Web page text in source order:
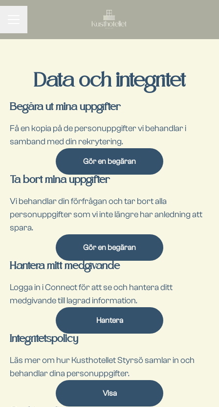
Data och integritet
Begära ut mina uppgifter
Få en kopia på de personuppgifter vi behandlar i
samband med din rekrytering.
Gör en begäran
Ta bort mina uppgifter
Vi behandlar din förfrågan och tar bort alla
personuppgifter som vi inte längre har anledning att
spara.
Gör en begäran
Hantera mitt medgivande
Logga in i Connect för att se och hantera ditt
medgivande till lagrad information.
Hantera
Integritetspolicy
Läs mer om hur Kusthotellet Styrsö samlar in och
behandlar dina personuppgifter.
Visa